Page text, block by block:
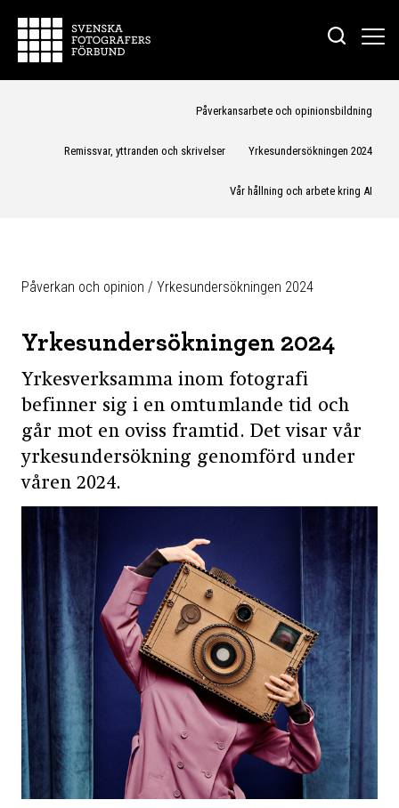
Påverkansarbete och opinionsbildning
Remissvar, yttranden och skrivelser Yrkesundersökningen 2024
Vår hållning och arbete kring AI
Påverkan och opinion / Yrkesundersökningen 2024
Yrkesundersökningen 2024
Yrkesverksamma inom fotografi
befinner sig i en omtumlande tid och
går mot en oviss framtid. Det visar vår
yrkesundersökning genomförd under
våren 2024.